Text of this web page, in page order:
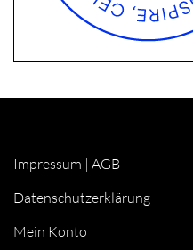
Impressum | AGB
Datenschutzerklärung
Mein Konto